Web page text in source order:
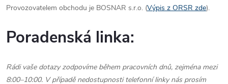
Provozovatelem obchodu je BOSNAR s.r.o. (Výpis z ORSR zde).
Poradenská linka:
Rádi vaše dotazy zodpovíme během pracovních dnů, zejména mezi
8:00–10:00. V případě nedostupnosti telefonní linky nás prosím